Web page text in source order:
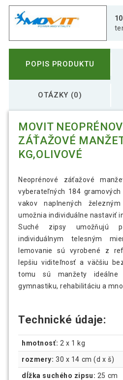
POPIS PRODUKTU
OTÁZKY (0)
MOVIT
ZÁŤAŽOVÉ
KG,OLIVOVÉ
Neoprénové záťažové
vyberateľných 184
vakov naplnených
umožnia individuálne nastaviť
Suché zipsy umožňujú
individuálnym telesným
lemovanie sú vyrobené z
lepšiu viditeľnosť a väčšiu
tomu sú manžety ideálne
gymnastiku, rehabilitáciu a
Technické údaje:
hmotnosť: 2 x 1 kg
rozmery: 30 x 14 cm (d x š)
dĺžka suchého zipsu: 25 cm